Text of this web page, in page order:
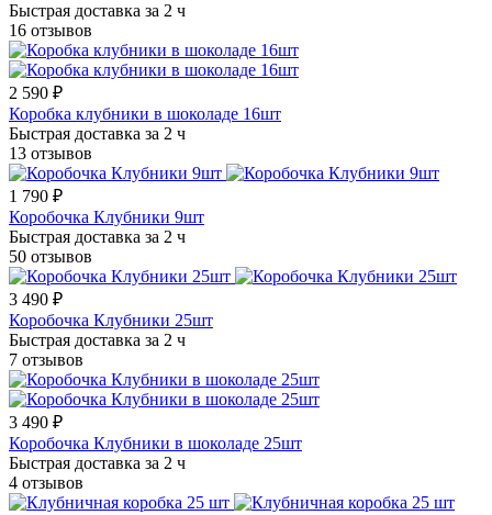
Быстрая доставка за 2 ч
16 отзывов
2 590 ₽
Коробка клубники в шоколаде 16шт
Быстрая доставка за 2 ч
13 отзывов
1 790 ₽
Коробочка Клубники 9шт
Быстрая доставка за 2 ч
50 отзывов
3 490 ₽
Коробочка Клубники 25шт
Быстрая доставка за 2 ч
7 отзывов
3 490 ₽
Коробочка Клубники в шоколаде 25шт
Быстрая доставка за 2 ч
4 отзывов